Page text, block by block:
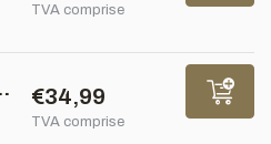
TVA comprise
€34,99
TVA comprise